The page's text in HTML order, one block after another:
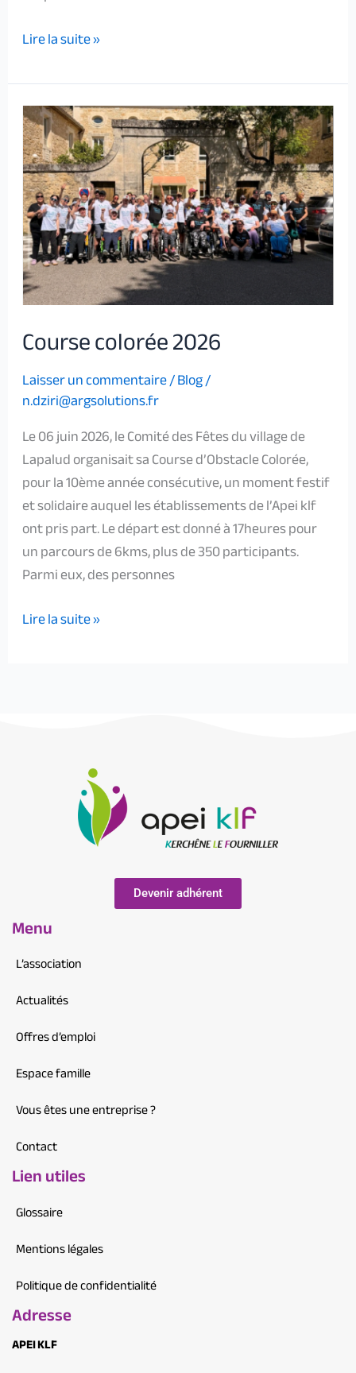
Lire la suite »
Course colorée 2026
Laisser un commentaire/Blog/
n.dziri@argsolutions.fr
Le 06 juin 2026, le Comité des Fêtes du village de
Lapalud organisait sa Course d’Obstacle Colorée,
pour la 10ème année consécutive, un moment festif
et solidaire auquel les établissements de l’Apei klf
ont pris part. Le départ est donné à 17heures pour
un parcours de 6kms, plus de 350 participants.
Parmi eux, des personnes
Course
colorée
2026
Lire la suite »
Devenir adhérent
Menu
L’association
Actualités
Offres d’emploi
Espace famille
Vous êtes une entreprise ?
Contact
Lien utiles
Glossaire
Mentions légales
Politique de confidentialité
Adresse
APEI KLF